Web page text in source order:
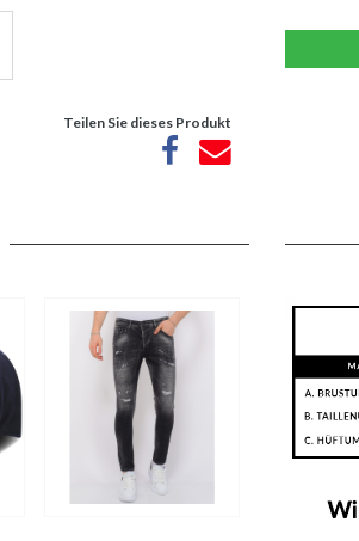
Teilen Sie dieses Produkt